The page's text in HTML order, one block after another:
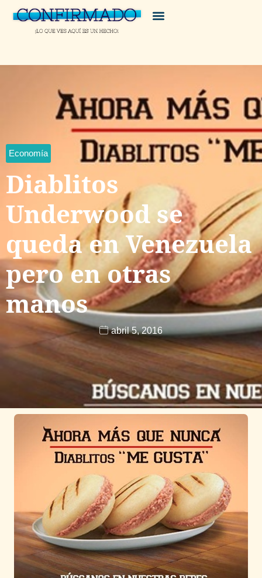
Economía
Diablitos
Underwood se
queda en Venezuela
pero en otras
manos
abril 5, 2016